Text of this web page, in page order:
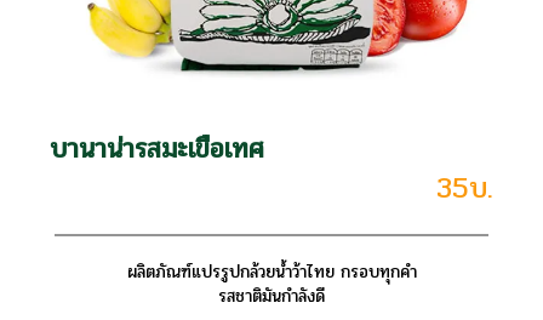
บานาน่ารสมะเขือเทศ
35บ.
ผลิตภัณฑ์แปรรูปกล้วยน้ำว้าไทย กรอบทุกคำ
รสชาติมันกำลังดี